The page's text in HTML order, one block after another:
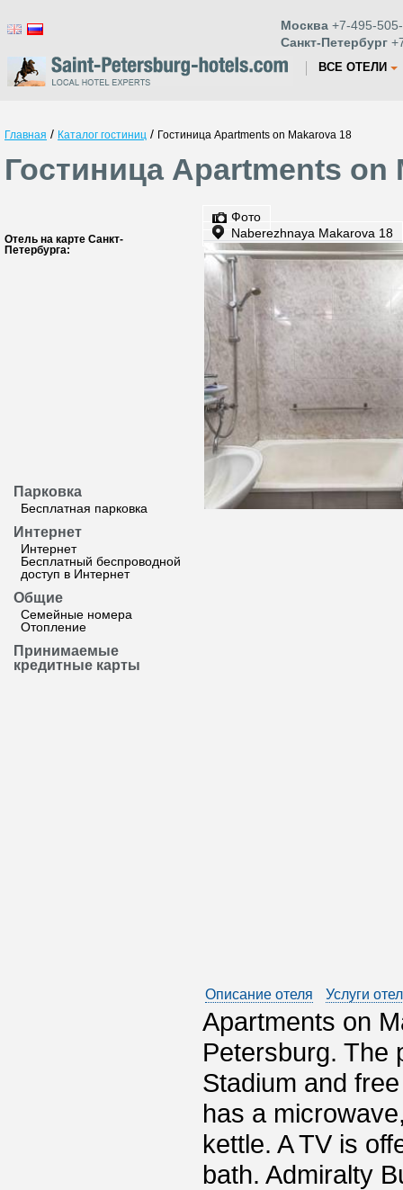
Москва +7-495-
Санкт-Петербург
ВСЕ ОТЕЛИ
Главная / Каталог гостиниц / Гостиница Apartments on Makarova 18
Гостиница Apartments on
Отель на карте Санкт-
Петербурга:
Парковка
Бесплатная парковка
Интернет
Интернет
Бесплатный беспроводной
доступ в Интернет
Общие
Семейные номера
Отопление
Принимаемые
кредитные карты
Фото
Naberezhnaya Makarova 18
Описание отеля Услуги
Apartments on
Petersburg. The
Stadium and
has a
kettle. A TV is
bath. Admiralty